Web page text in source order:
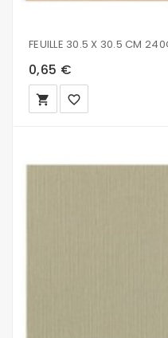
FEUILLE 30.5 X 30.5 CM
0,65 €
local_grocery_store favorite_border